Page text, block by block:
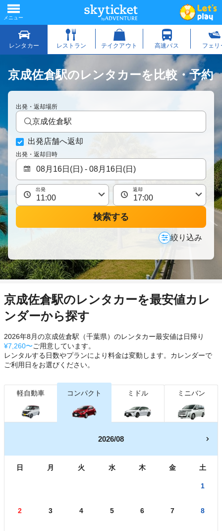
京成佐倉駅のレンタカーを比較・予約
出発・返却場所
京成佐倉駅
出発店舗へ返却
出発・返却日時
出発 返却
検索する
絞り込み
京成佐倉駅のレンタカーを最安値カレ
ンダーから探す
2026年8月の京成佐倉駅（千葉県）のレンタカー最安値は日帰り
¥7,260〜ご用意しています。
レンタルする日数やプランにより料金は変動します。カレンダーで
ご利用日をお選びください。
軽自動車 コンパクト ミドル ミニバン
2026/08
日 月 火 水 木 金 土
1
2 3 4 5 6 7 8